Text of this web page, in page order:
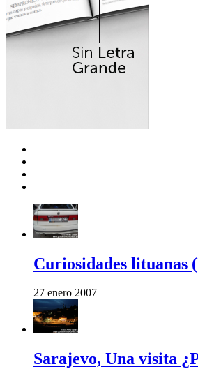
Curiosidades lituanas
27 enero 2007
Sarajevo, Una visita